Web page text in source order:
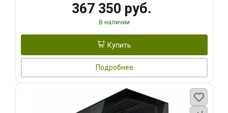
367 350 руб.
В наличии
Купить
Подробнее